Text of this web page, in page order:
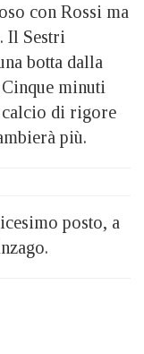
con Rossi ma
Il Sestri
botta dalla
minuti
di rigore
più.
posto, a